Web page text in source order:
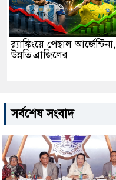
র‌্যাঙ্কিংয়ে পেছাল আর্জেন্টিনা,
উন্নতি ব্রাজিলের
সর্বশেষ সংবাদ